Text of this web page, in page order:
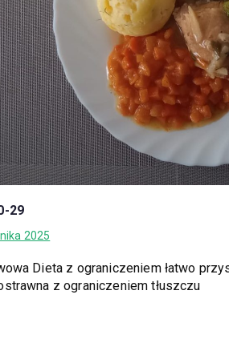
29
2025
Dieta z ograniczeniem łatwo
z ograniczeniem tłuszczu